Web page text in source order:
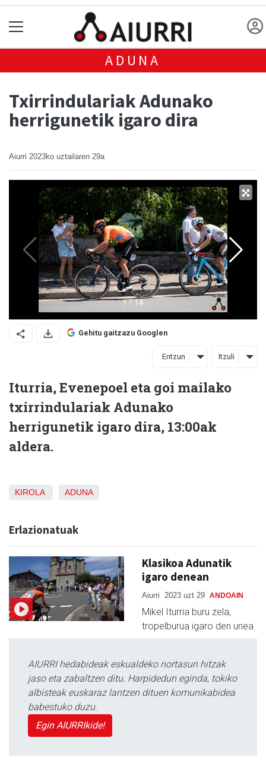
ADUNA
Txirrindulariak Adunako
herrigunetik igaro dira
Aiurri 2023ko uztailaren 29a
Gehitu gaitzazu Googlen
Entzun Itzuli
Iturria, Evenepoel eta goi mailako
txirrindulariak Adunako
herrigunetik igaro dira, 13:00ak
aldera.
KIROLA ADUNA
Erlazionatuak
Klasikoa Adunatik
igaro denean
Aiurri 2023 uzt 29 ANDOAIN
Mikel Iturria buru zela,
tropelburua igaro den unea.
AIURRI hedabideak eskualdeko nortasun hitzak
jaso eta zabaltzen ditu. Harpidedun eginda, tokiko
albisteak euskaraz lantzen dituen komunikabidea
babestuko duzu.
Egin AIURRIkide!